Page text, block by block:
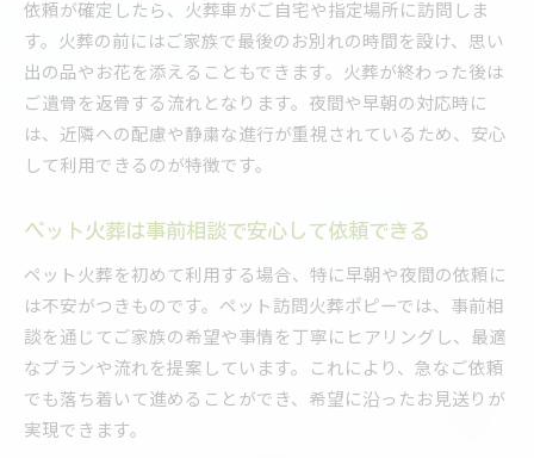
依頼が確定したら、火葬車がご自宅や指定場所に訪問しま
す。火葬の前にはご家族で最後のお別れの時間を設け、思い
出の品やお花を添えることもできます。火葬が終わった後は
ご遺骨を返骨する流れとなります。夜間や早朝の対応時に
は、近隣への配慮や静粛な進行が重視されているため、安心
して利用できるのが特徴です。
ペット火葬は事前相談で安心して依頼できる
ペット火葬を初めて利用する場合、特に早朝や夜間の依頼に
は不安がつきものです。ペット訪問火葬ポピーでは、事前相
談を通じてご家族の希望や事情を丁寧にヒアリングし、最適
なプランや流れを提案しています。これにより、急なご依頼
でも落ち着いて進めることができ、希望に沿ったお見送りが
実現できます。